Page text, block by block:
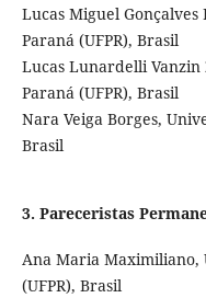
Lucas Miguel
Paraná (UFPR), Brasil
Lucas Lunardelli
Paraná (UFPR), Brasil
Nara Veiga Borges,
Brasil
3. Pareceristas
Ana Maria Maximiliano,
(UFPR), Brasil